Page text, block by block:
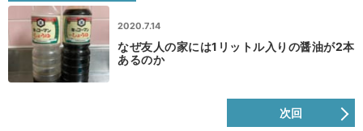
2020.7.14
なぜ友人の家には1リットル入りの醤油が2本
あるのか
次回